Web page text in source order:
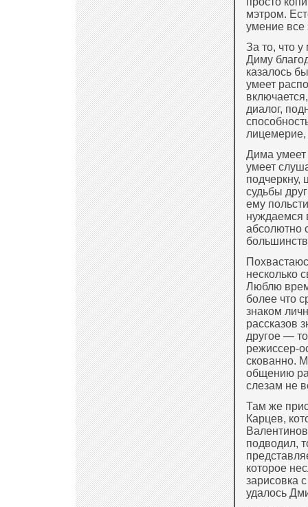
мэтром.
умение все
За то, что у
Диму
казалось
умеет
диалог,
Дима умеет
умеет
судьбы
ему
нуждаемся
абсолютно
несколько
Люблю
более что
знаком
рассказов
другое —
режиссер-
скованно.
общению
слезам не
Там же
Карцев,
подводил,
которое
зарисовка
удалось